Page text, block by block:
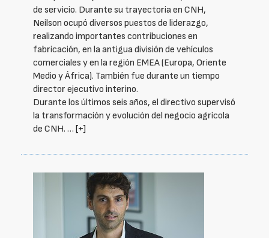
de servicio. Durante su trayectoria en CNH,
Neilson ocupó diversos puestos de liderazgo,
realizando importantes contribuciones en
fabricación, en la antigua división de vehículos
comerciales y en la región EMEA (Europa, Oriente
Medio y África). También fue durante un tiempo
director ejecutivo interino.
Durante los últimos seis años, el directivo supervisó
la transformación y evolución del negocio agrícola
de CNH. … [+]